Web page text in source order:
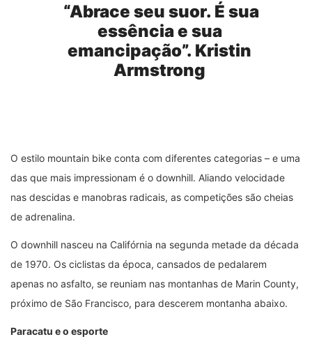
“Abrace seu suor. É sua
essência e sua
emancipação”. Kristin
Armstrong
O estilo mountain bike conta com diferentes categorias – e uma
das que mais impressionam é o downhill. Aliando velocidade
nas descidas e manobras radicais, as competições são cheias
de adrenalina.
O downhill nasceu na Califórnia na segunda metade da década
de 1970. Os ciclistas da época, cansados de pedalarem
apenas no asfalto, se reuniam nas montanhas de Marin County,
próximo de São Francisco, para descerem montanha abaixo.
Paracatu e o esporte